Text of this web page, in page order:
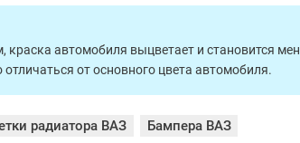
краска автомобиля выцветает и становится
отличаться от основного цвета автомобиля.
радиатора ВАЗ Бампера ВАЗ